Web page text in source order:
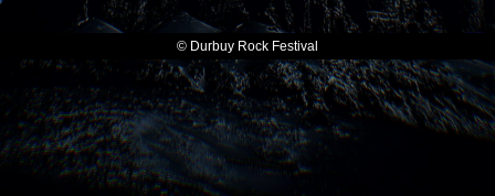
© Durbuy Rock Festival